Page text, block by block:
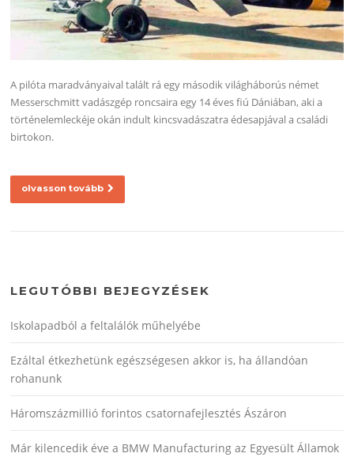
A pilóta maradványaival talált rá egy második világháborús német
Messerschmitt vadászgép roncsaira egy 14 éves fiú Dániában, aki a
történelemleckéje okán indult kincsvadászatra édesapjával a családi
birtokon.
olvasson tovább
LEGUTÓBBI BEJEGYZÉSEK
Iskolapadból a feltalálók műhelyébe
Ezáltal étkezhetünk egészségesen akkor is, ha állandóan
rohanunk
Háromszázmillió forintos csatornafejlesztés Ászáron
Már kilencedik éve a BMW Manufacturing az Egyesült Államok